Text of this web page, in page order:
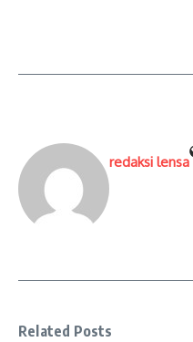
redaksi lensa
Related Posts